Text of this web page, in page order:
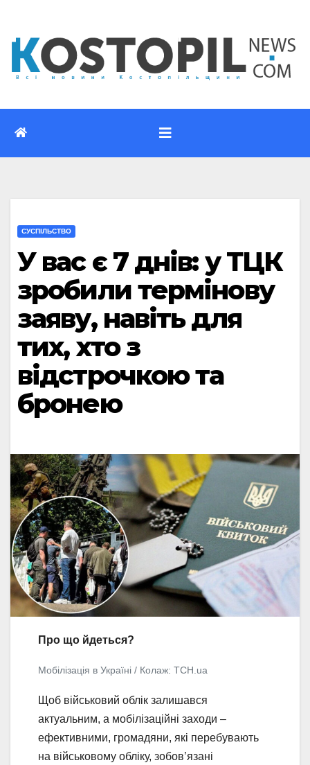
вмісту
CУСПІЛЬСТВО
У вас є 7 днів: у ТЦК
зробили термінову
заяву, навіть для
тих, хто з
відстрочкою та
бронею
Про що йдеться?
Мобілізація в Україні / Колаж: ТСН.ua
Щоб військовий облік залишався
актуальним, а мобілізаційні заходи –
ефективними, громадяни, які перебувають
на військовому обліку, зобов’язані